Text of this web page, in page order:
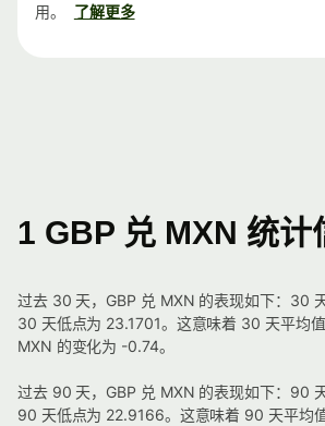
用。
了解更多
1 GBP 兑 MXN 统计
过去 30 天，GBP 兑 MXN 的表现如下：30
30 天低点为 23.1701。这意味着 30 天平均
MXN 的变化为 -0.74。
过去 90 天，GBP 兑 MXN 的表现如下：90
90 天低点为 22.9166。这意味着 90 天平均